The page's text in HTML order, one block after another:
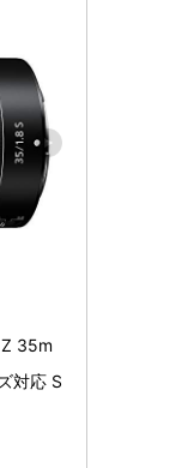
35m
対応 S